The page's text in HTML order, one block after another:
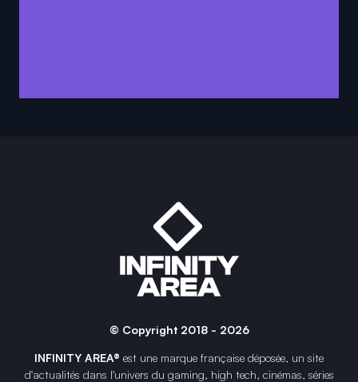
© Copyright 2018 - 2026
INFINITY AREA® est une marque française déposée, un site
d'actualités dans l'univers du gaming, high tech, cinémas, séries